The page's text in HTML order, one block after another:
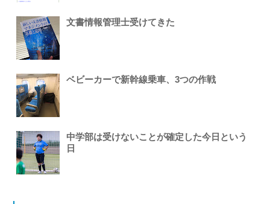
文書情報管理士受けてきた
ベビーカーで新幹線乗車、3つの作戦
中学部は受けないことが確定した今日という
日